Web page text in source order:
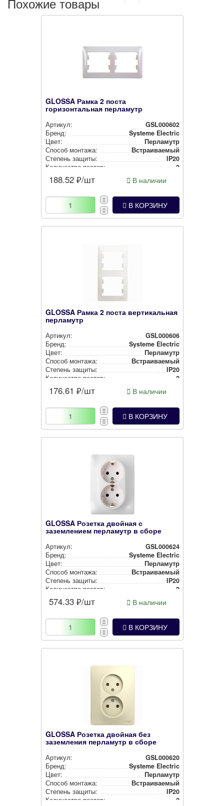
GLOSSA Рамка 2 поста
горизонтальная перламутр
Артикул:
GSL000602
Бренд:
Systeme Electric
Цвет:
Перламутр
Способ монтажа:
Встра­ива­емый
Степень защиты:
IP20
Количество постов:
2
188.52 ₽/шт В наличии
В КОРЗИНУ
GLOSSA Рамка 2 поста вертикальная
перламутр
Артикул:
GSL000606
Бренд:
Systeme Electric
Цвет:
Перламутр
Способ монтажа:
Встра­ива­емый
Степень защиты:
IP20
Количество постов:
2
176.61 ₽/шт В наличии
В КОРЗИНУ
GLOSSA Розетка двойная с
заземлением перламутр в сборе
Артикул:
GSL000624
Бренд:
Systeme Electric
Цвет:
Перламутр
Способ монтажа:
Встра­ива­емый
Степень защиты:
IP20
Количество постов:
2
574.33 ₽/шт В наличии
В КОРЗИНУ
GLOSSA Розетка двойная без
заземления перламутр в сборе
Артикул:
GSL000620
Бренд:
Systeme Electric
Цвет:
Перламутр
Способ монтажа:
Встра­ива­емый
Степень защиты:
IP20
Количество постов:
2